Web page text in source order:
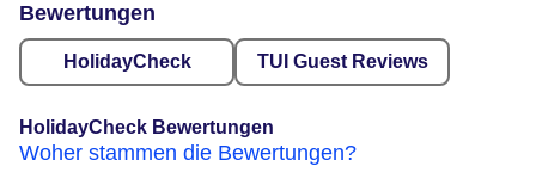
Bewertungen
HolidayCheck TUI Guest Reviews
HolidayCheck Bewertungen
Woher stammen die Bewertungen?